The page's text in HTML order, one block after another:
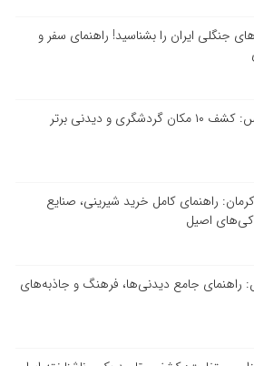
جنگلی ایران را بشناسید! راهنمای سفر و
و دیدنی برتر
راهنمای کامل خرید شیرینی، صنایع
اصیل
راهنمای جامع دیدنی‌ها، فرهنگ و جاذبه‌های